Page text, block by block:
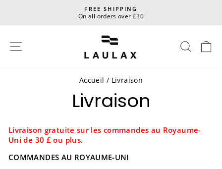
contenu
Diaporama
FREE SHIPPING
On all orders over £30
Accueil / Livraison
Livraison
Livraison gratuite sur les commandes au Royaume-
Uni de 30 £ ou plus.
COMMANDES AU ROYAUME-UNI